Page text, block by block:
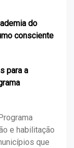
do
consciente
para a
e habilitação
que